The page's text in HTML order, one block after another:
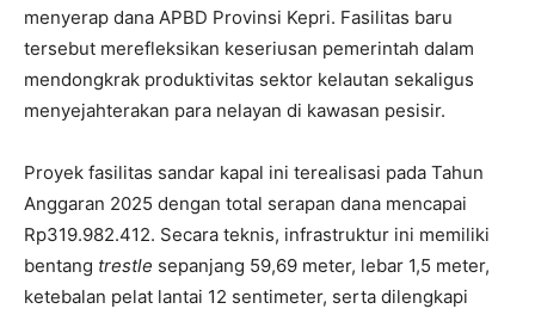
menyerap dana APBD Provinsi Kepri. Fasilitas baru
tersebut merefleksikan keseriusan pemerintah dalam
mendongkrak produktivitas sektor kelautan sekaligus
menyejahterakan para nelayan di kawasan pesisir.
Proyek fasilitas sandar kapal ini terealisasi pada Tahun
Anggaran 2025 dengan total serapan dana mencapai
Rp319.982.412. Secara teknis, infrastruktur ini memiliki
bentang trestle sepanjang 59,69 meter, lebar 1,5 meter,
ketebalan pelat lantai 12 sentimeter, serta dilengkapi